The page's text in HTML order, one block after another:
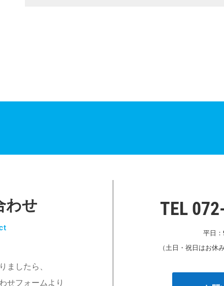
わせ
ましたら、
せフォームより
TEL
平日
（土日・祝日はお休